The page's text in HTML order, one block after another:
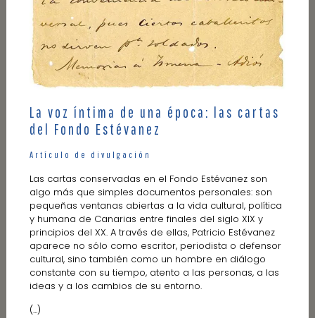
La voz íntima de una época: las cartas
del Fondo Estévanez
Artícul o de divulgación
Las cartas conservadas en el Fondo Estévanez son
algo más que simples documentos personales: son
pequeñas ventanas abiertas a la vida cultural, política
y humana de Canarias entre finales del siglo XIX y
principios del XX. A través de ellas, Patricio Estévanez
aparece no sólo como escritor, periodista o defensor
cultural, sino también como un hombre en diálogo
constante con su tiempo, atento a las personas, a las
ideas y a los cambios de su entorno.
(...)